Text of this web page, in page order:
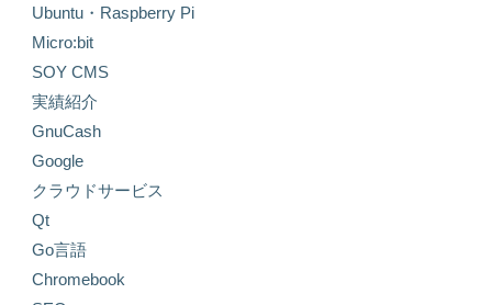
Ubuntu・Raspberry Pi
Micro:bit
SOY CMS
実績紹介
GnuCash
Google
クラウドサービス
Qt
Go言語
Chromebook